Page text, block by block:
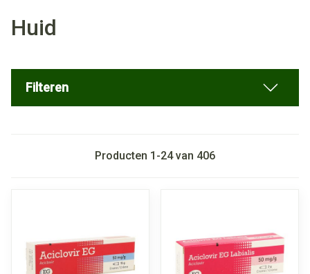
Huid
Filteren
Producten 1 -24van 406